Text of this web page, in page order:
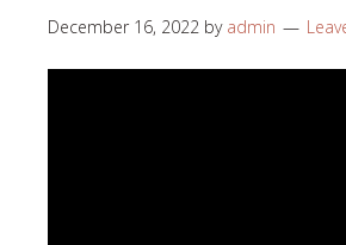
December 16, 2022 by admin